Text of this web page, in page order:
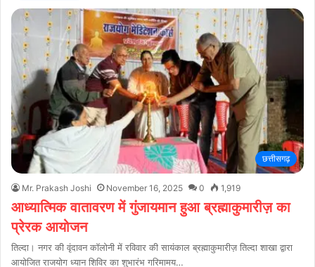
छत्तीसगढ़
Mr. Prakash Joshi November 16, 2025 0 1,919
आध्यात्मिक वातावरण में गुंजायमान हुआ ब्रह्माकुमारीज़ का
प्रेरक आयोजन
तिल्दा। नगर की वृंदावन कॉलोनी में रविवार की सायंकाल ब्रह्माकुमारीज़ तिल्दा शाखा द्वारा
आयोजित राजयोग ध्यान शिविर का शुभारंभ गरिमामय…